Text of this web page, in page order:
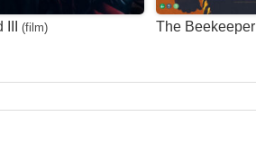
(film) The Beekeeper